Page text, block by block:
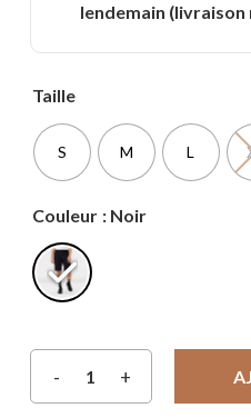
lendemain (livraison
Taille
S M L
Couleur : Noir